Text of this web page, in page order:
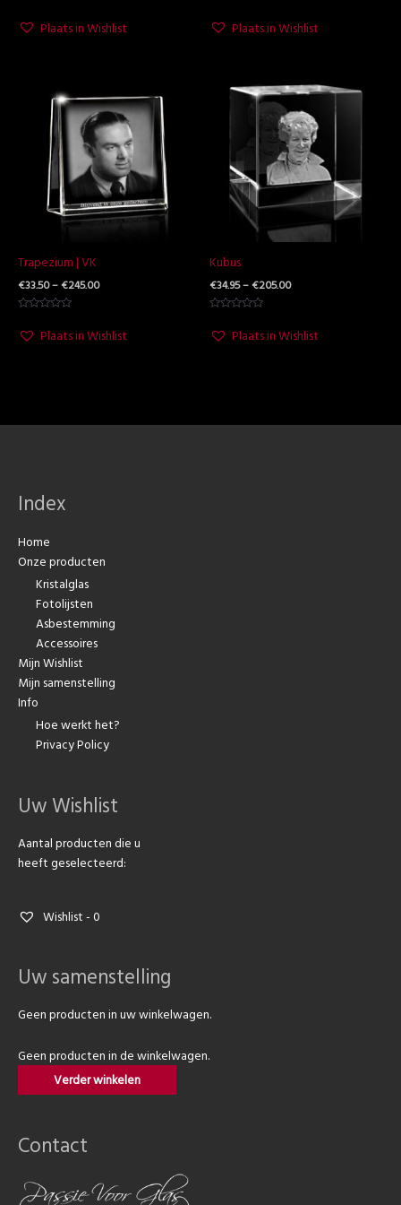
5.00
uit 5
Plaats in Wishlist
uit
Plaats in Wishlist
Trapezium | VK
€33.50–€245.00
tot
€245.00
uit
Plaats in Wishlist
Kubus
€34.95–€205.00
€34.95
€205.00
uit
Plaats in Wishlist
Index
Home
Onze producten
Kristalglas
Fotolijsten
Asbestemming
Accessoires
Mijn Wishlist
Mijn samenstelling
Info
Hoe werkt het?
Privacy Policy
Uw Wishlist
Aantal producten die u
heeft geselecteerd:
Wishlist - 0
Uw samenstelling
Geen producten in uw winkelwagen.
Geen producten in de winkelwagen.
Verder winkelen
Contact